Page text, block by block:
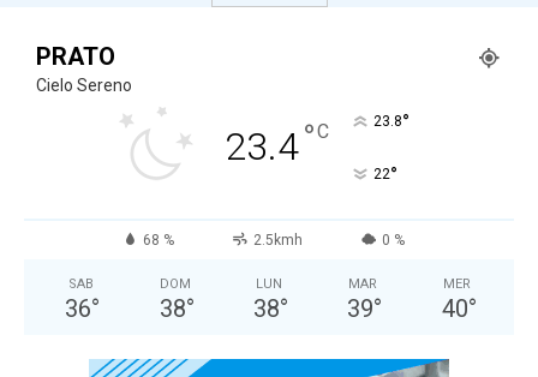
PRATO
Cielo Sereno
23.4°C 23.8°
22°
68 % 2.5kmh 0 %
SAB
36°
DOM
38°
LUN
38°
MAR
39°
MER
40°